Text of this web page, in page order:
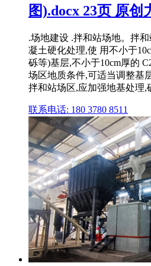
图).docx 23页 原创
.场地建设 .拌和站场地。拌
凝土硬化处理,使 用不小于
砾等)基层,不小于10cm厚的
场区地质条件,可适当调整基
拌和站场区,应加强地基处理,
联系电话: 180 3780 8511